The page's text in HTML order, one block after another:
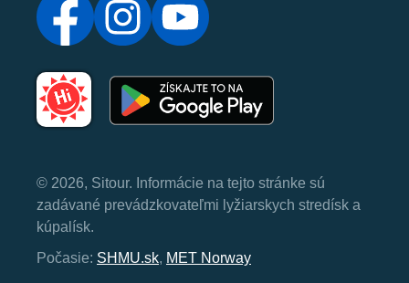
© 2026, Sitour. Informácie na tejto stránke sú
zadávané prevádzkovateľmi lyžiarskych stredísk a
kúpalísk.
Počasie: SHMU.sk, MET Norway